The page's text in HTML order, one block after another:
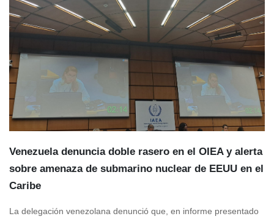
Venezuela denuncia doble rasero en el OIEA y alerta
sobre amenaza de submarino nuclear de EEUU en el
Caribe
La delegación venezolana denunció que, en informe presentado